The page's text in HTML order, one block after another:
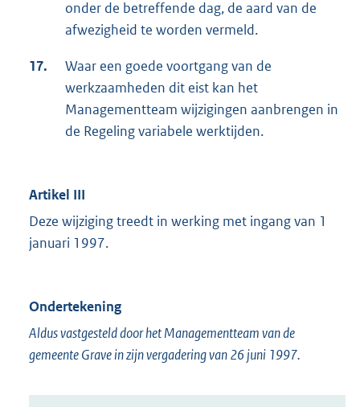
onder de betreffende dag, de aard van de
afwezigheid te worden vermeld.
17.
Waar een goede voortgang van de
werkzaamheden dit eist kan het
Managementteam wijzigingen aanbrengen in
de Regeling variabele werktijden.
Artikel III
Deze wijziging treedt in werking met ingang van 1
januari 1997.
Ondertekening
Aldus vastgesteld door het Managementteam van de
gemeente Grave in zijn vergadering van 26 juni 1997.